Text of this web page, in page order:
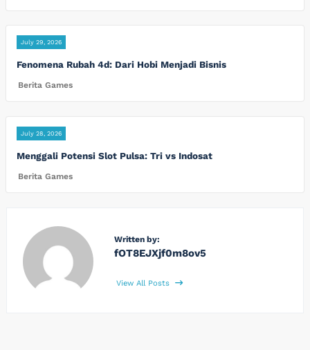
July 29, 2026
Fenomena Rubah 4d: Dari Hobi Menjadi Bisnis
Berita Games
July 28, 2026
Menggali Potensi Slot Pulsa: Tri vs Indosat
Berita Games
Written by:
fOT8EJXjf0m8ov5
View All Posts